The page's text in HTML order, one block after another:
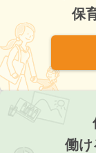
保
働け